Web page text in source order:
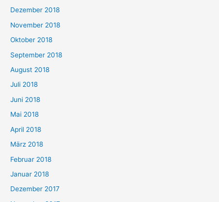
Dezember 2018
November 2018
Oktober 2018
September 2018
August 2018
Juli 2018
Juni 2018
Mai 2018
April 2018
März 2018
Februar 2018
Januar 2018
Dezember 2017